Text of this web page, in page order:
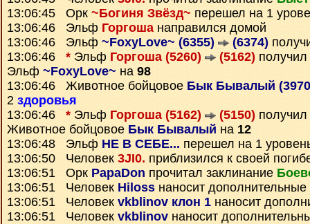
13:06:45 Орк ~Богиня Звёзд~ перешел на 1
13:06:46 Эльф Горгоша направился домой
13:06:46 Эльф ~FoxyLove~ (6355) (6374)
13:06:46 * Эльф Горгоша (5260) (5162) получил
Эльф ~FoxyLove~ на 98
13:06:46 Животное бойцовое Бык Бывалый
2 здоровья
13:06:46 * Эльф Горгоша (5162) (5150) получил
Животное бойцовое Бык Бывалый на 12
13:06:48 Эльф НЕ В СЕБЕ... перешел на 1
13:06:50 Человек 3JI0. приблизился к своей
13:06:51 Орк PapaDon прочитал заклинание
13:06:51 Человек Hiloss наносит
13:06:51 Человек vkblinov клон 1 наносит
13:06:51 Человек vkblinov наносит